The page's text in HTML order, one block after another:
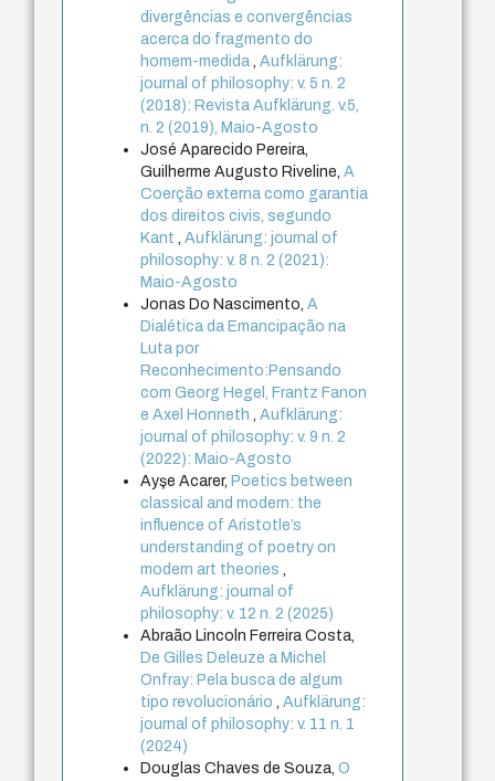
divergências e convergências
acerca do fragmento do
homem-medida,Aufklärung:
journal of philosophy: v. 5 n. 2
(2018): Revista Aufklärung. v.5,
n. 2 (2019), Maio-Agosto
José Aparecido Pereira,
Guilherme Augusto Riveline,A
Coerção externa como garantia
dos direitos civis, segundo
Kant,Aufklärung: journal of
philosophy: v. 8 n. 2 (2021):
Maio-Agosto
Jonas Do Nascimento,A
Dialética da Emancipação na
Luta por
Reconhecimento:Pensando
com Georg Hegel, Frantz Fanon
e Axel Honneth,Aufklärung:
journal of philosophy: v. 9 n. 2
(2022): Maio-Agosto
Ayşe Acarer, Poetics between
classical and modern: the
influence of Aristotle’s
understanding of poetry on
modern art theories,
Aufklärung: journal of
philosophy: v. 12 n. 2 (2025)
Abraão Lincoln Ferreira Costa,
De Gilles Deleuze a Michel
Onfray: Pela busca de algum
tipo revolucionário,Aufklärung:
journal of philosophy: v. 11 n. 1
(2024)
Douglas Chaves de Souza,O